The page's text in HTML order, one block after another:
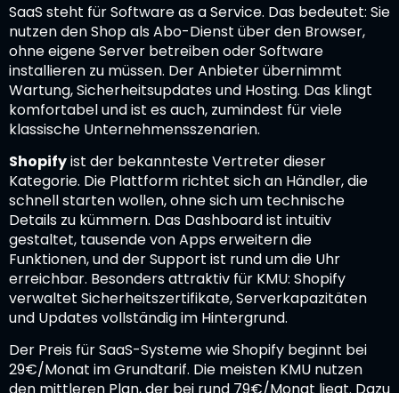
SaaS steht für Software as a Service. Das bedeutet: Sie
nutzen den Shop als Abo-Dienst über den Browser,
ohne eigene Server betreiben oder Software
installieren zu müssen. Der Anbieter übernimmt
Wartung, Sicherheitsupdates und Hosting. Das klingt
komfortabel und ist es auch, zumindest für viele
klassische Unternehmensszenarien.
Shopifyist der bekannteste Vertreter dieser
Kategorie. Die Plattform richtet sich an Händler, die
schnell starten wollen, ohne sich um technische
Details zu kümmern. Das Dashboard ist intuitiv
gestaltet, tausende von Apps erweitern die
Funktionen, und der Support ist rund um die Uhr
erreichbar. Besonders attraktiv für KMU: Shopify
verwaltet Sicherheitszertifikate, Serverkapazitäten
und Updates vollständig im Hintergrund.
Der Preis für SaaS-Systeme wie Shopify beginnt bei
29€/Monat im Grundtarif. Die meisten KMU nutzen